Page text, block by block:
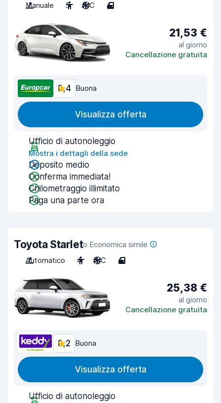
Manuale
5 A/C 4
21,53 €
al giorno
Cancellazione gratuita
8,4 Buona
Visualizza offerta
Ufficio di autonoleggio
Mostra i dettagli della sede
Deposito medio
Conferma immediata!
Chilometraggio illimitato
Paga una parte ora
Toyota Starleto Economica simile
Automatico
4 A/C 4
25,38 €
al giorno
Cancellazione gratuita
8,2 Buona
Visualizza offerta
Ufficio di autonoleggio